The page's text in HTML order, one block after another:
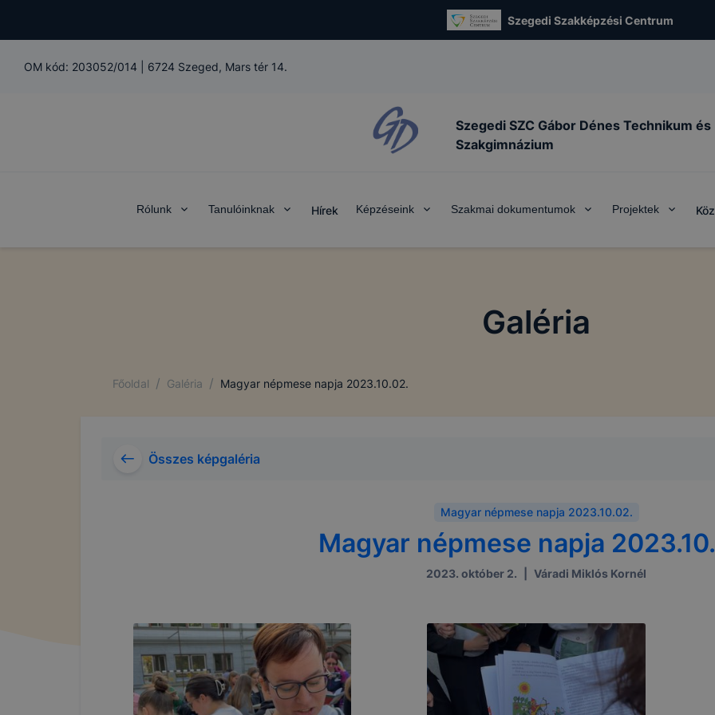
Szegedi Szakképzési Centrum
OM kód: 203052/014 6724 Szeged, Mars tér 14.
Szegedi SZC Gábor Dénes Technikum és
Szakgimnázium
Rólunk Tanulóinknak Hírek Képzéseink Szakmai dokumentumok Projektek
Galéria
Főoldal / Galéria / Magyar népmese napja 2023.10.02.
Összes képgaléria
Magyar népmese napja 2023.10.02.
Magyar népmese napja
2023. október 2. Váradi Miklós Kornél